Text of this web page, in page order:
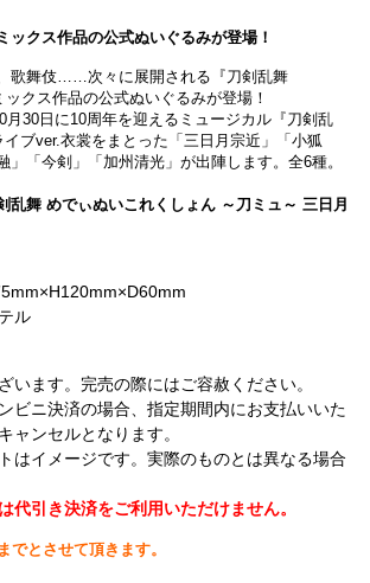
ックス作品の公式ぬいぐるみが登場！
歌舞伎……次々に展開される『刀剣乱舞
クス作品の公式ぬいぐるみが登場！
月30日に10周年を迎えるミュージカル『刀剣乱
ブver.衣裳をまとった「三日月宗近」「小狐
」「今剣」「加州清光」が出陣します。全6種。
乱舞 めでぃぬいこれくしょん ～刀ミュ～ 三日月
ル
います。完売の際にはご容赦ください。
ビニ決済の場合、指定期間内にお支払いいた
ャンセルとなります。
はイメージです。実際のものとは異なる場合
代引き決済をご利用いただけません。
でとさせて頂きます。